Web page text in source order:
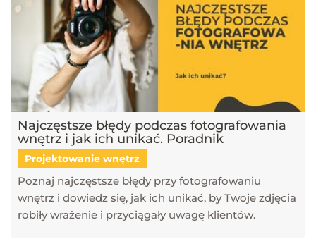
Najczęstsze błędy podczas fotografowania
wnętrz i jak ich unikać. Poradnik
Projektowanie wnętrz
Poznaj najczęstsze błędy przy fotografowaniu
wnętrz i dowiedz się, jak ich unikać, by Twoje zdjęcia
robiły wrażenie i przyciągały uwagę klientów.